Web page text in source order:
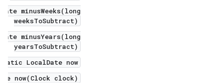
minusWeeks(long
weeksToSubtract)
minusYears(long
yearsToSubtract)
LocalDate now()
now(Clock clock)